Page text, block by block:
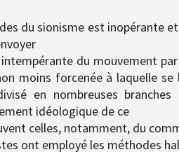
du sionisme est inopérante
du mouvement
moins forcenée à laquelle
en nombreuses
idéologique de ce
celles, notamment, du
ont employé les méthodes